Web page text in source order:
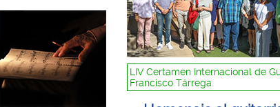
LIV Certamen Internacional de
Francisco Tárrega